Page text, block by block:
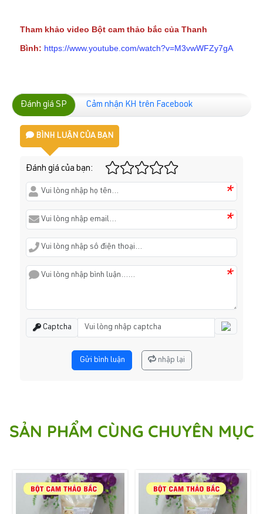
Tham khảo video Bột cam thảo bắc của Thanh
Bình: https://www.youtube.com/watch?v=M3vwWFZy7gA
Đánh giá SP Cảm nhận KH trên Facebook
BÌNH LUẬN CỦA BẠN
Đánh giá của bạn:
*
*
*
Captcha
Gửi bình luận nhập lại
SẢN PHẨM CÙNG CHUYÊN MỤC